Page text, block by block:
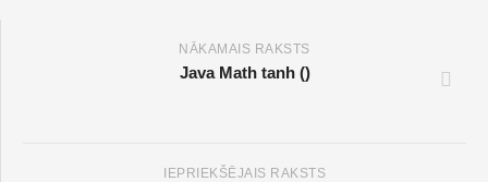
NĀKAMAIS RAKSTS
Java Math tanh ()
IEPRIEKŠĒJAIS RAKSTS